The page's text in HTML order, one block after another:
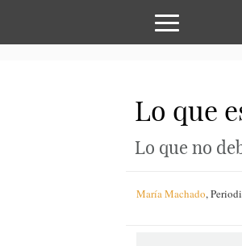
Lo que
Lo que no
María Machado,